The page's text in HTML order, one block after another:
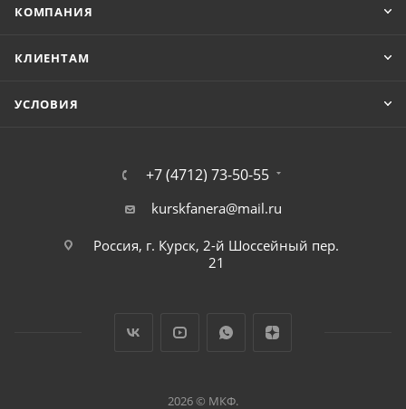
КОМПАНИЯ
КЛИЕНТАМ
УСЛОВИЯ
+7 (4712) 73-50-55
kurskfanera@mail.ru
Россия, г. Курск, 2-й Шоссейный пер.
21
2026 © МКФ.